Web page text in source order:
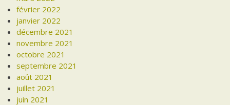
février 2022
janvier 2022
décembre 2021
novembre 2021
octobre 2021
septembre 2021
août 2021
juillet 2021
juin 2021